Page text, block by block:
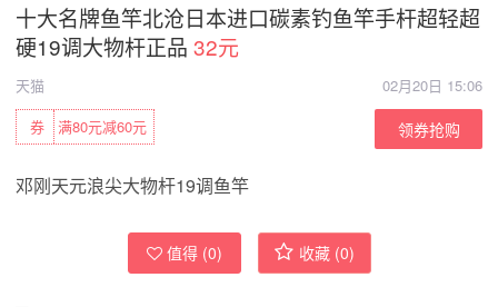
十大名牌鱼竿北沧日本进口碳素钓鱼竿手杆超轻超
硬19调大物杆正品 32元
天猫
02月20日 15:06
满80元减60元
券 领券抢购
邓刚天元浪尖大物杆19调鱼竿
值得 (0) 收藏 (0)